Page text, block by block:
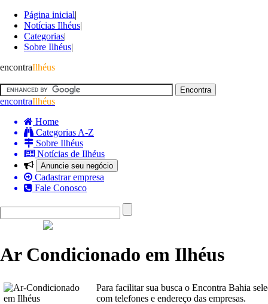
Página inicial|
Notícias Ilhéus|
Categorias|
Sobre Ilhéus|
encontraIlhéus
encontraIlhéus
Home
Categorias A-Z
Sobre Ilhéus
Notícias de Ilhéus
Anuncie seu negócio
Cadastrar empresa
Fale Conosco
Ar Condicionado em Ilhéus
Para facilitar sua busca o Encontra Bahia
com telefones e endereço das empresas.